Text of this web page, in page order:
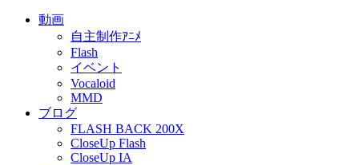
個人制作アニメを中心とした動画紹介ブログ
動画
自主制作ｱﾆﾒ
Flash
イベント
Vocaloid
MMD
ブログ
FLASH BACK 200X
CloseUp Flash
CloseUp IA